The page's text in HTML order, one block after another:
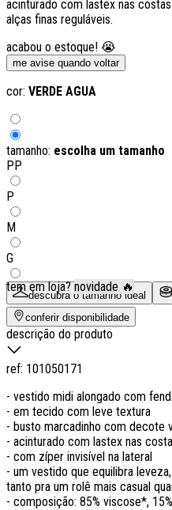
acinturado com lastex nas
alças finas reguláveis.
acabou o estoque! 😭
me avise quando voltar
cor: VERDE AGUA
tamanho: escolha um tamanho
PP
P
M
G
descubra o tamanho ideal
tem em loja? novidade 🔥
conferir disponibilidade
descrição do produto
ref: 101050171
- vestido midi alongado com
- em tecido com leve textura
- busto marcadinho com decote
- acinturado com lastex nas
- com zíper invisível na lateral
- um vestido que equilibra
tanto pra um rolê mais casual
- composição: 85% viscose*,